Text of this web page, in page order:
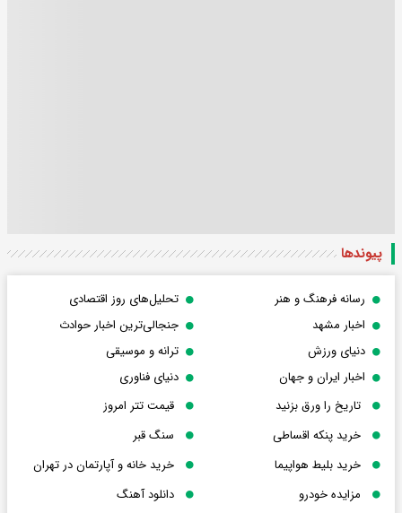
پیوندها
رسانه فرهنگ و هنر
تحلیل‌های روز اقتصادی
اخبار مشهد
جنجالی‌ترین اخبار حوادث
دنیای ورزش
ترانه و موسیقی
اخبار ایران و جهان
دنیای فناوری
تاریخ را ورق بزنید
قیمت تتر امروز
خرید پنکه اقساطی
سنگ قبر
خرید بلیط هواپیما
خرید خانه و آپارتمان در تهران
مزایده خودرو
دانلود آهنگ